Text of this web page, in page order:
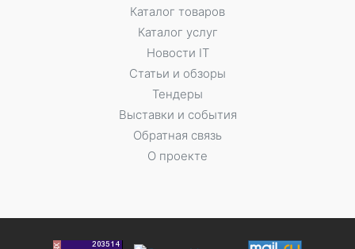
Каталог товаров
Каталог услуг
Новости IT
Статьи и обзоры
Тендеры
Выставки и события
Обратная связь
О проекте